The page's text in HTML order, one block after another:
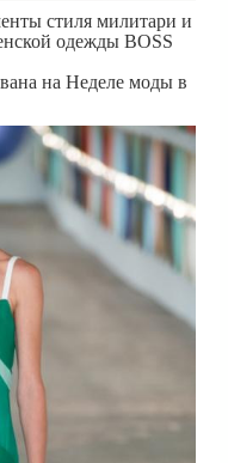
стиля милитари и
одежды BOSS
на Неделе моды в